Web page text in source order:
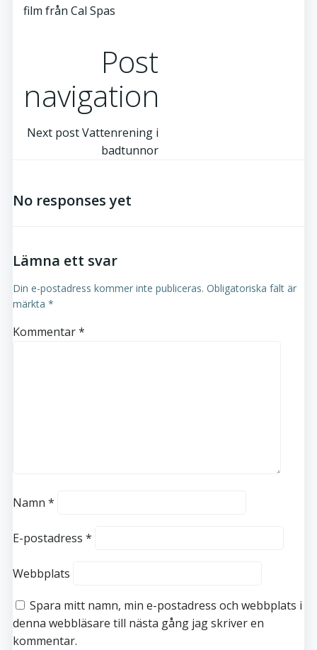
film från Cal Spas
Post
navigation
Next postVattenrening i
badtunnor
No responses yet
Lämna ett svar
Din e-postadress kommer inte publiceras. Obligatoriska fält är
märkta *
Kommentar*
Namn *
E-postadress *
Webbplats
Spara mitt namn, min e-postadress och webbplats i
denna webbläsare till nästa gång jag skriver en
kommentar.